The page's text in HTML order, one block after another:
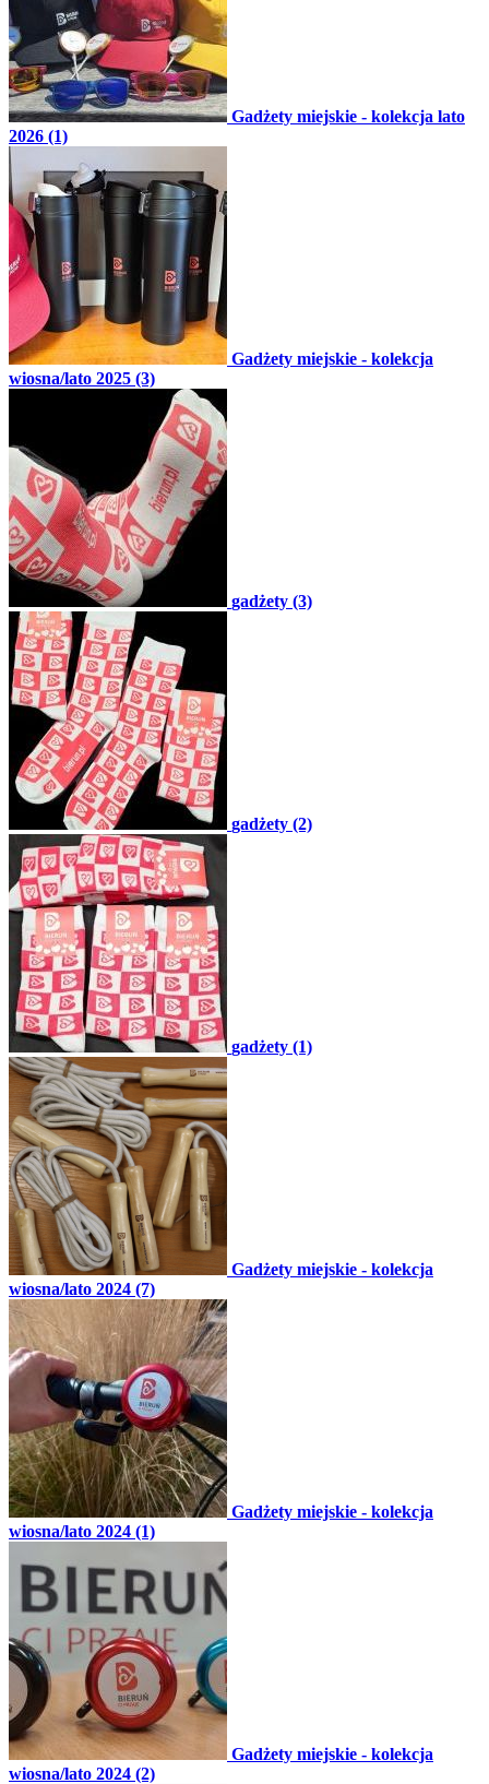
Gadżety miejskie - kolekcja lato
2026 (1)
Gadżety miejskie - kolekcja
wiosna/lato 2025 (3)
gadżety (3)
gadżety (2)
gadżety (1)
Gadżety miejskie - kolekcja
wiosna/lato 2024 (7)
Gadżety miejskie - kolekcja
wiosna/lato 2024 (1)
Gadżety miejskie - kolekcja
wiosna/lato 2024 (2)